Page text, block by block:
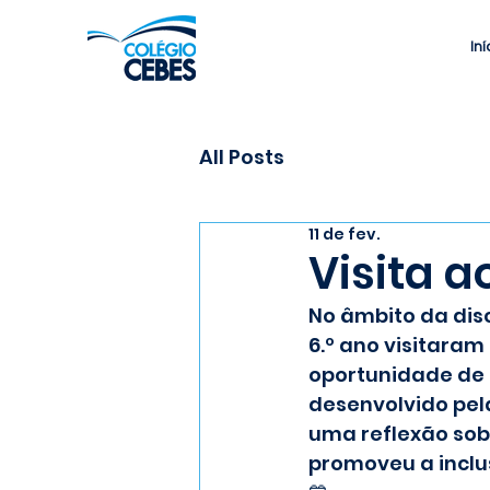
All Posts
Visita
11 de fev.
No âmbito da
6.º ano
oportunidade
desenvolvido
uma reflexão
promoveu a